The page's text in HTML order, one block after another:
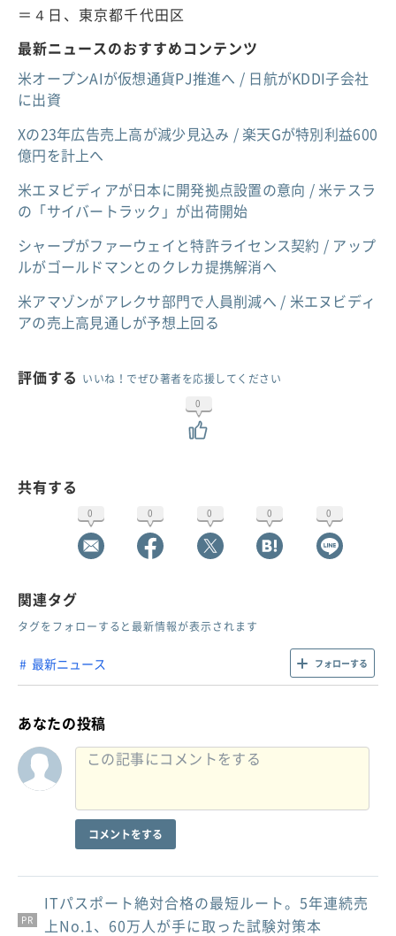
＝４日、東京都千代田区
最新ニュースのおすすめコンテンツ
米オープンAIが仮想通貨PJ推進へ / 日航がKDDI子会社
に出資
Xの23年広告売上高が減少見込み / 楽天Gが特別利益600
億円を計上へ
米エヌビディアが日本に開発拠点設置の意向 / 米テスラ
の「サイバートラック」が出荷開始
シャープがファーウェイと特許ライセンス契約 / アップ
ルがゴールドマンとのクレカ提携解消へ
米アマゾンがアレクサ部門で人員削減へ / 米エヌビディ
アの売上高見通しが予想上回る
評価する いいね！でぜひ著者を応援してください
0
共有する
0 0 0 0 0
関連タグ
タグをフォローすると最新情報が表示されます
最新ニュース フォローする
あなたの投稿
コメントをする
PR
PR
PR
ITパスポート絶対合格の最短ルート。5年連続売
上No.1、60万人が手に取った試験対策本